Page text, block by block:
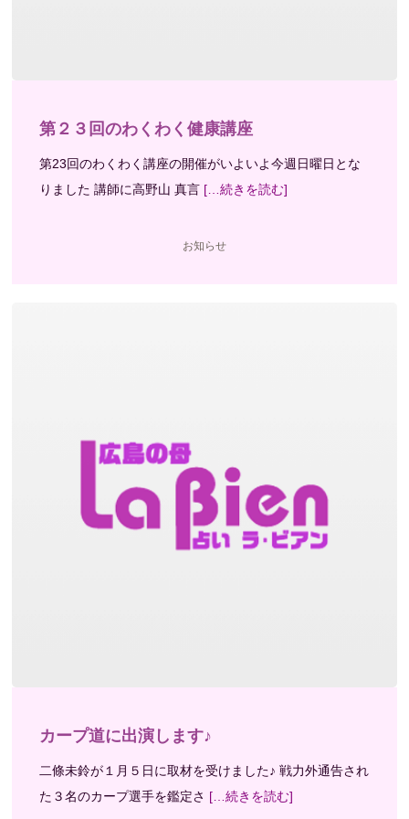
第２３回のわくわく健康講座
第23回のわくわく講座の開催がいよいよ今週日曜日とな
りました 講師に高野山 真言 […続きを読む]
お知らせ
カープ道に出演します♪
二條未鈴が１月５日に取材を受けました♪ 戦力外通告され
た３名のカープ選手を鑑定さ […続きを読む]